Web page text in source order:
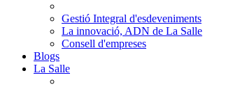
Gestió Integral d'esdeveniments
La innovació, ADN de La Salle
Consell d'empreses
Blogs
La Salle